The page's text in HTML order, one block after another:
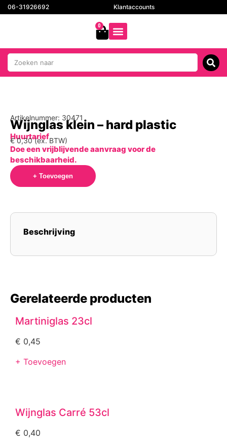
06-31926692 Klantaccounts
0
Artikelnummer: 30471
Wijnglas klein – hard plastic
Huurtarief
€0,30(ex. BTW)
Doe een vrijblijvende aanvraag voor de
beschikbaarheid.
+ Toevoegen
Beschrijving
Gerelateerde producten
Martiniglas 23cl
€ 0,45
+ Toevoegen
Wijnglas Carré 53cl
€ 0,40